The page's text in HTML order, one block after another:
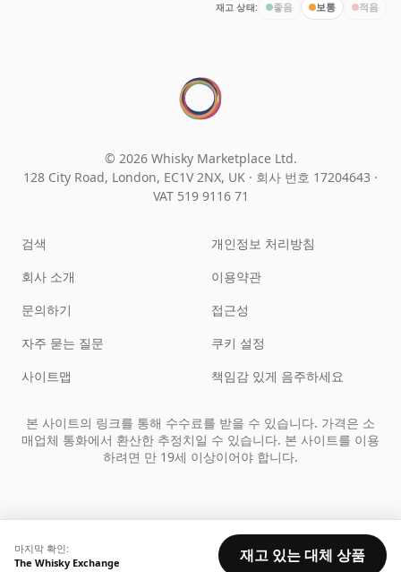
재고 상태: 좋음 보통 적음
마지막 확인:
The Whisky Exchange
재고 있는 대체 상품
© 2026 Whisky Marketplace Ltd.
128 City Road, London, EC1V 2NX, UK · 회사 번호 17204643 ·
VAT 519 9116 71
검색
회사 소개
문의하기
자주 묻는 질문
사이트맵
개인정보 처리방침
이용약관
접근성
쿠키 설정
책임감 있게 음주하세요
본 사이트의 링크를 통해 수수료를 받을 수 있습니다. 가격은 소
매업체 통화에서 환산한 추정치일 수 있습니다. 본 사이트를 이용
하려면 만 19세 이상이어야 합니다.